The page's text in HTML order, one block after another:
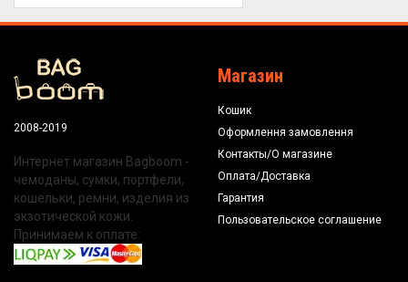
2008-2019
Интернет магазин Bagboom -
чемоданы, сумки, портфели,
кошельки, ремни, изделия из
экзотической кожи.
Принимаем к оплате:
Магазин
Кошик
Оформлення замовлення
Контакты/О магазине
Оплата/Доставка
Гарантия
Пользовательское соглашение